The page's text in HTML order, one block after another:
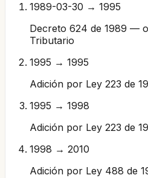
1989-03-30 → 1995
Decreto 624 de 1989 —
Tributario
1995 → 1995
Adición por Ley 223 de
1995 → 1998
Adición por Ley 223 de
1998 → 2010
Adición por Ley 488 de